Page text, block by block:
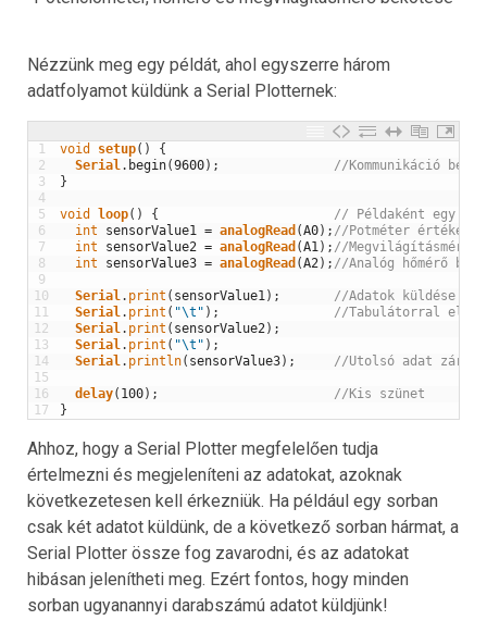
Nézzünk meg egy példát, ahol egyszerre három
adatfolyamot küldünk a Serial Plotternek:
1
2
3
4
5
6
7
8
9
10
11
12
13
14
15
16
17
void setup( )
{
Serial. begin(9600) ;
//Kommunikáció
}
void loop( ) {
// Példaként egy
int
sensorValue1 = analogRead (A0) ; //Potméter
int
sensorValue2 = analogRead (A1) ; //Megvilágításmérő
int
sensorValue3 = analogRead (A2) ; //Analóg hőmérő
Serial. print ( sensorValue1) ;
//Adatok küldése
Serial. print ( "\t" ) ;
//Tabulátorral
Serial. print ( sensorValue2) ;
Serial. print ( "\t" ) ;
Serial. println( sensorValue3) ; //Utolsó adat zárása
delay( 100) ;
//Kis szünet
}
Ahhoz, hogy a Serial Plotter megfelelően tudja
értelmezni és megjeleníteni az adatokat, azoknak
következetesen kell érkezniük. Ha például egy sorban
csak két adatot küldünk, de a következő sorban hármat, a
Serial Plotter össze fog zavarodni, és az adatokat
hibásan jelenítheti meg. Ezért fontos, hogy minden
sorban ugyanannyi darabszámú adatot küldjünk!